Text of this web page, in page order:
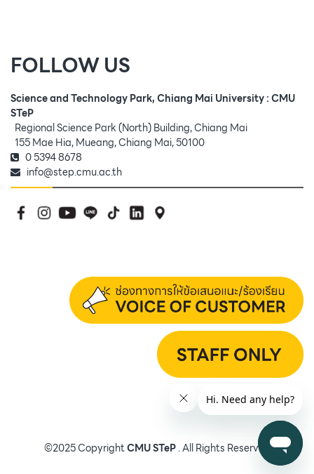
FOLLOW US
Science and Technology Park, Chiang Mai University : CMU
STeP
Regional Science Park (North) Building, Chiang Mai
155 Mae Hia, Mueang, Chiang Mai, 50100
0 5394 8678
info@step.cmu.ac.th
©2025 CopyrightCMU STeP. All Rights Reserved